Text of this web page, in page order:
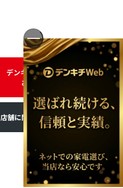
デンキチWEBに関する
お問い合わせ
店舗に関するお問い合わせ